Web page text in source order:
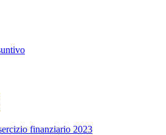
finanziario 2023